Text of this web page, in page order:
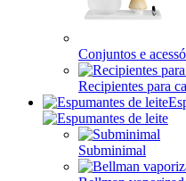
Conjuntos e
Recipientes para
Subminimal